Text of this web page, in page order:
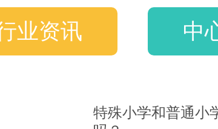
业资讯 中
特殊小学和普通小